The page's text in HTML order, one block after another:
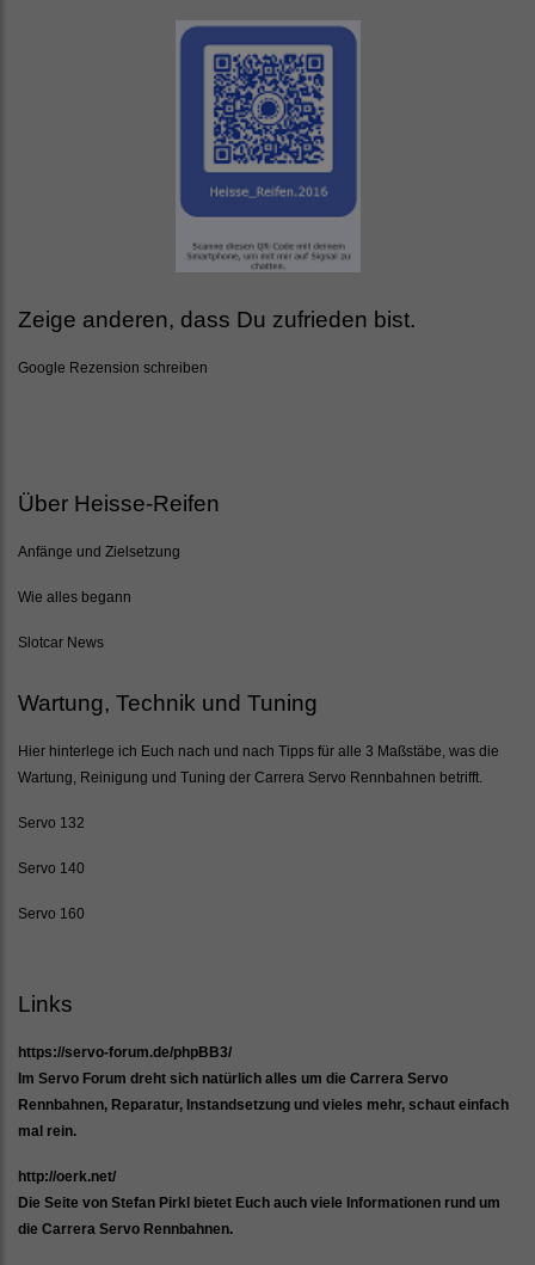
Zeige anderen, dass Du zufrieden bist.
Google Rezension schreiben
Über Heisse-Reifen
Anfänge und Zielsetzung
Wie alles begann
Slotcar News
Wartung, Technik und Tuning
Hier hinterlege ich Euch nach und nach Tipps für alle 3 Maßstäbe, was die
Wartung, Reinigung und Tuning der Carrera Servo Rennbahnen betrifft.
Servo 132
Servo 140
Servo 160
Links
https://servo-forum.de/phpBB3/
Im Servo Forum dreht sich natürlich alles um die Carrera Servo
Rennbahnen, Reparatur, Instandsetzung und vieles mehr, schaut einfach
mal rein.
http://oerk.net/
Die Seite von Stefan Pirkl bietet Euch auch viele Informationen rund um
die Carrera Servo Rennbahnen.